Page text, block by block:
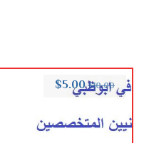
$10.00
$5.00